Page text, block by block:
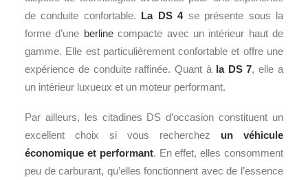
de conduite confortable. La DS 4se présente sous la
forme d’une berlinecompacte avec un intérieur haut de
gamme. Elle est particulièrement confortable et offre une
expérience de conduite raffinée. Quant à la DS 7, elle a
un intérieur luxueux et un moteur performant.
Par ailleurs, les citadines DS d’occasion constituent un
excellent choix si vous recherchez un véhicule
économique et performant. En effet, elles consomment
peu de carburant, qu’elles fonctionnent avec de l’essence